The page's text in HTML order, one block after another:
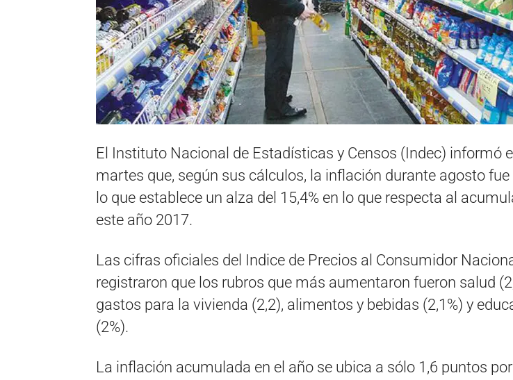
El Instituto Nacional de Estadísticas y Censos (Indec) informó
martes que, según sus cálculos, la inflación durante agosto fue
lo que establece un alza del 15,4% en lo que respecta al
este año 2017.
Las cifras oficiales del Indice de Precios al Consumidor
registraron que los rubros que más aumentaron fueron salud
gastos para la vivienda (2,2), alimentos y bebidas (2,1%) y
(2%).
La inflación acumulada en el año se ubica a sólo 1,6 puntos